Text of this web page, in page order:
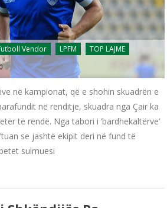
Vendor LPFM TOP LAJME
0
në kampionat, që e shohin skuadrën e
në renditje, skuadra nga Çair ka
të rëndë. Nga tabori i ‘bardhekaltërve’
se jashtë ekipit deri në fund të
sulmuesi